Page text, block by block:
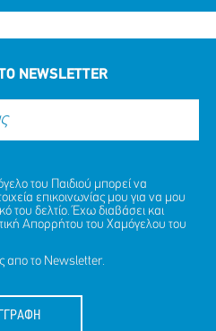
NEWSLETTER
του Παιδιού μπορεί να
επικοινωνίας μου για να μου
του δελτίο. Έχω διαβάσει και
Απορρήτου του Χαμόγελου του
απο το Newsletter.